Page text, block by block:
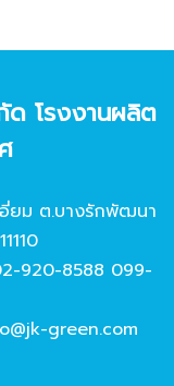
ด โรงงานผลิต
ยม ต.บางรักพัฒนา
920-8588 099-
green.com